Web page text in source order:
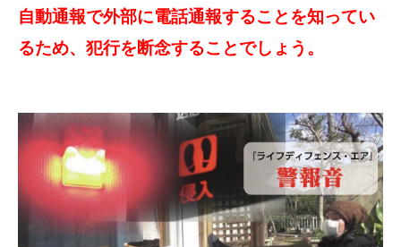
自動通報で外部に電話通報することを知ってい
るため、犯行を断念することでしょう。